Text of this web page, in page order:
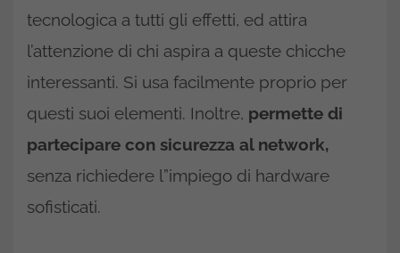
tecnologica a tutti gli effetti, ed attira
l’attenzione di chi aspira a queste chicche
interessanti. Si usa facilmente proprio per
questi suoi elementi. Inoltre, permette di
partecipare con sicurezza al network,
senza richiedere l”impiego di hardware
sofisticati.